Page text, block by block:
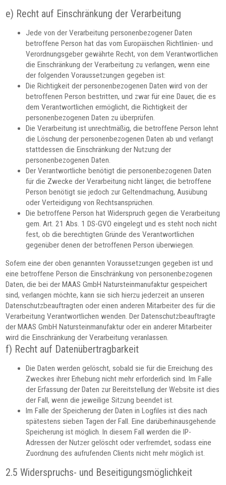
e) Recht auf Einschränkung der Verarbeitung
Jede von der Verarbeitung personenbezogener Daten
betroffene Person hat das vom Europäischen Richtlinien- und
Verordnungsgeber gewährte Recht, von dem Verantwortlichen
die Einschränkung der Verarbeitung zu verlangen, wenn eine
der folgenden Voraussetzungen gegeben ist:
Die Richtigkeit der personenbezogenen Daten wird von der
betroffenen Person bestritten, und zwar für eine Dauer, die es
dem Verantwortlichen ermöglicht, die Richtigkeit der
personenbezogenen Daten zu überprüfen.
Die Verarbeitung ist unrechtmäßig, die betroffene Person lehnt
die Löschung der personenbezogenen Daten ab und verlangt
stattdessen die Einschränkung der Nutzung der
personenbezogenen Daten.
Der Verantwortliche benötigt die personenbezogenen Daten
für die Zwecke der Verarbeitung nicht länger, die betroffene
Person benötigt sie jedoch zur Geltendmachung, Ausübung
oder Verteidigung von Rechtsansprüchen.
Die betroffene Person hat Widerspruch gegen die Verarbeitung
gem. Art. 21 Abs. 1 DS-GVO eingelegt und es steht noch nicht
fest, ob die berechtigten Gründe des Verantwortlichen
gegenüber denen der betroffenen Person überwiegen.
Sofern eine der oben genannten Voraussetzungen gegeben ist und
eine betroffene Person die Einschränkung von personenbezogenen
Daten, die bei der MAAS GmbH Natursteinmanufaktur gespeichert
sind, verlangen möchte, kann sie sich hierzu jederzeit an unseren
Datenschutzbeauftragten oder einen anderen Mitarbeiter des für die
Verarbeitung Verantwortlichen wenden. Der Datenschutzbeauftragte
der MAAS GmbH Natursteinmanufaktur oder ein anderer Mitarbeiter
wird die Einschränkung der Verarbeitung veranlassen.
f) Recht auf Datenübertragbarkeit
Die Daten werden gelöscht, sobald sie für die Erreichung des
Zweckes ihrer Erhebung nicht mehr erforderlich sind. Im Falle
der Erfassung der Daten zur Bereitstellung der Website ist dies
der Fall, wenn die jeweilige Sitzung beendet ist.
Im Falle der Speicherung der Daten in Logfiles ist dies nach
spätestens sieben Tagen der Fall. Eine darüberhinausgehende
Speicherung ist möglich. In diesem Fall werden die IP-
Adressen der Nutzer gelöscht oder verfremdet, sodass eine
Zuordnung des aufrufenden Clients nicht mehr möglich ist.
2.5 Widerspruchs- und Beseitigungsmöglichkeit